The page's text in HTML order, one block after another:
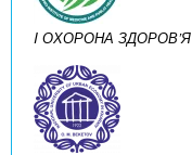
I ОХОРОНА